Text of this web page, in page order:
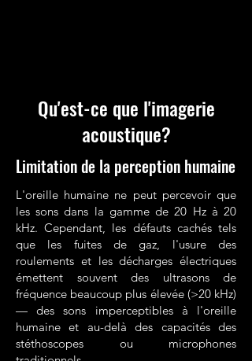
Qu'est-ce que l'imagerie
acoustique?
Limitation de la perception humaine
L'oreille humaine ne peut percevoir que
les sons dans la gamme de 20 Hz à 20
kHz. Cependant, les défauts cachés tels
que les fuites de gaz, l'usure des
roulements et les décharges électriques
émettent souvent des ultrasons de
fréquence beaucoup plus élevée (>20 kHz)
— des sons imperceptibles à l'oreille
humaine et au-delà des capacités des
stéthoscopes ou microphones